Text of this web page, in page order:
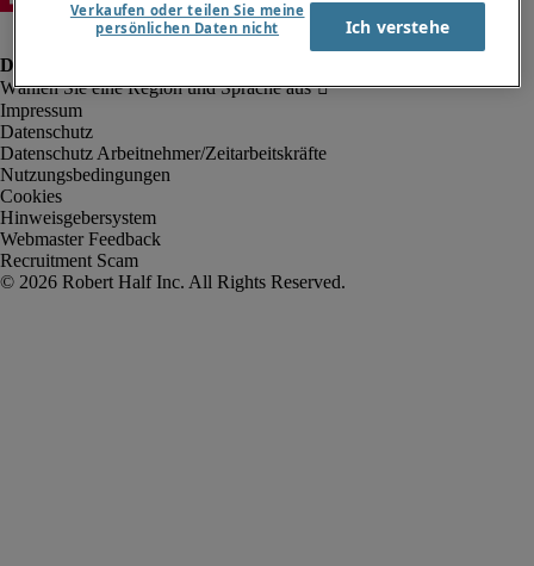
Impressum
Datenschutz
Datenschutz Arbeitnehmer/Zeitarbeitskräfte
Nutzungsbedingungen
Cookies
Hinweisgebersystem
Webmaster Feedback
Recruitment Scam
Verkaufen oder teilen Sie meine
persönlichen Daten nicht
Ich verstehe